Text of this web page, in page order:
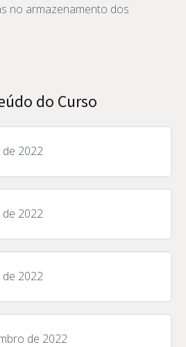
no armazenamento dos
do Curso
de 2022
de 2022
de 2022
de 2022